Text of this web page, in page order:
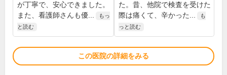
が丁寧で、安心できました。
また、看護師さんも優...
もっ
と読む
た。昔、他院で検査を受けた
際は痛くて、辛かった...
も
っと読む
この医院の詳細をみる